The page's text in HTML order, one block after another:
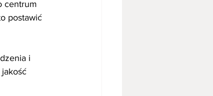
centrum
postawić
i